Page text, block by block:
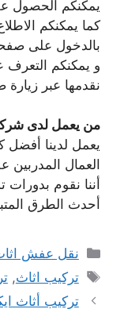
يمكنكم الحصول
كما يمكنكم
بالدخول على
و يمكنكم
نقدمها عبر زيارة
من يعمل لدى
يعمل لدينا أفضل
العمال المدربين
أننا نقوم بدورات
أحدث الطرق
التصنيفات
نقل عفش
الوسوم
تركيب اثاث,